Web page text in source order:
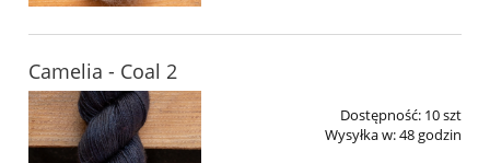
Camelia - Coal 2
Dostępność: 10 szt
Wysyłka w:48 godzin